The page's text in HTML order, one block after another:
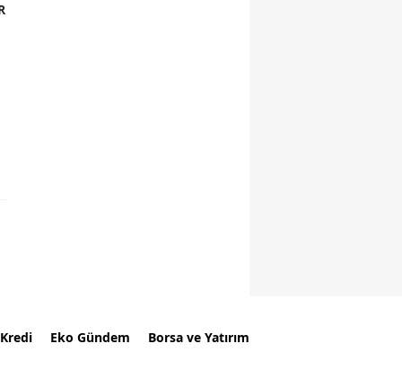
Kredi Eko Gündem Borsa ve Yatırım